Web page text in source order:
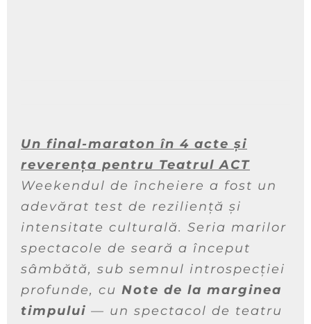
Un final-maraton în 4 acte și
reverența pentru Teatrul ACT
Weekendul de încheiere a fost un
adevărat test de reziliență și
intensitate culturală. Seria marilor
spectacole de seară a început
sâmbătă, sub semnul introspecției
profunde, cu Note de la marginea
timpului — un spectacol de teatru